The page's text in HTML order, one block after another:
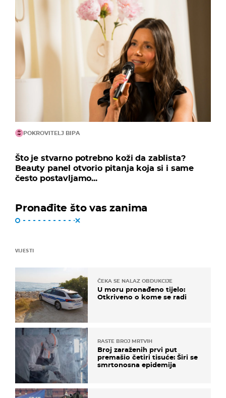
POKROVITELJ BIPA
Što je stvarno potrebno koži da zablista?
Beauty panel otvorio pitanja koja si i same
često postavljamo...
Pronađite što vas zanima
VIJESTI
ČEKA SE NALAZ OBDUKCIJE
U moru pronađeno tijelo:
Otkriveno o kome se radi
RASTE BROJ MRTVIH
Broj zaraženih prvi put
premašio četiri tisuće: Širi se
smrtonosna epidemija